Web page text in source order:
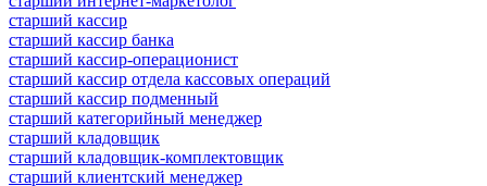
старший кассир
старший кассир банка
старший кассир-операционист
старший кассир отдела кассовых операций
старший кассир подменный
старший категорийный менеджер
старший кладовщик
старший кладовщик-комплектовщик
старший клиентский менеджер